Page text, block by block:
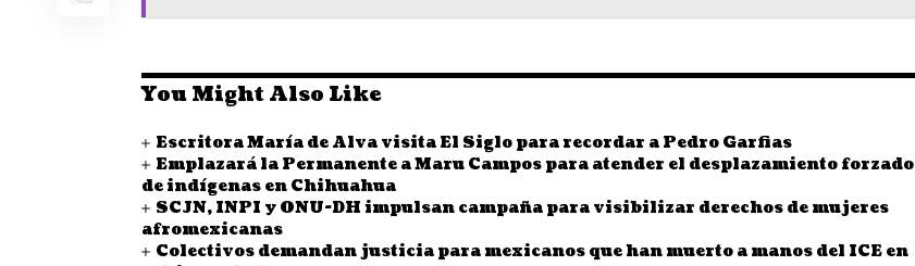
You Might Also Like
Escritora María de Alva visita El Siglo para recordar a Pedro Garfias
Emplazará la Permanente a Maru Campos para atender el desplazamiento forzado
de indígenas en Chihuahua
SCJN, INPI y ONU-DH impulsan campaña para visibilizar derechos de mujeres
afromexicanas
Colectivos demandan justicia para mexicanos que han muerto a manos del ICE en